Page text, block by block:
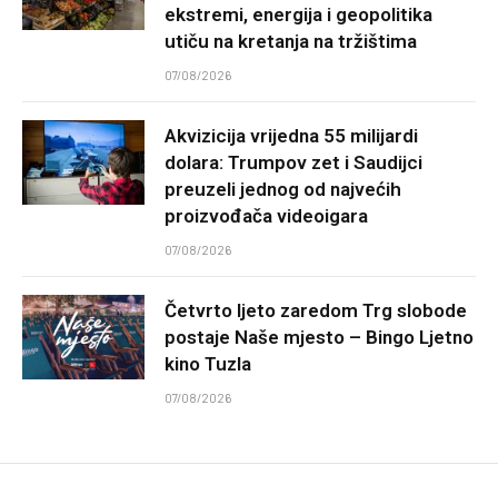
ekstremi, energija i geopolitika
utiču na kretanja na tržištima
07/08/2026
Akvizicija vrijedna 55 milijardi
dolara: Trumpov zet i Saudijci
preuzeli jednog od najvećih
proizvođača videoigara
07/08/2026
Četvrto ljeto zaredom Trg slobode
postaje Naše mjesto – Bingo Ljetno
kino Tuzla
07/08/2026